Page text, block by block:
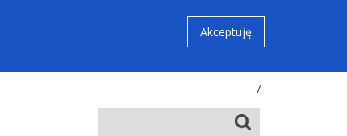
Akceptuję
/